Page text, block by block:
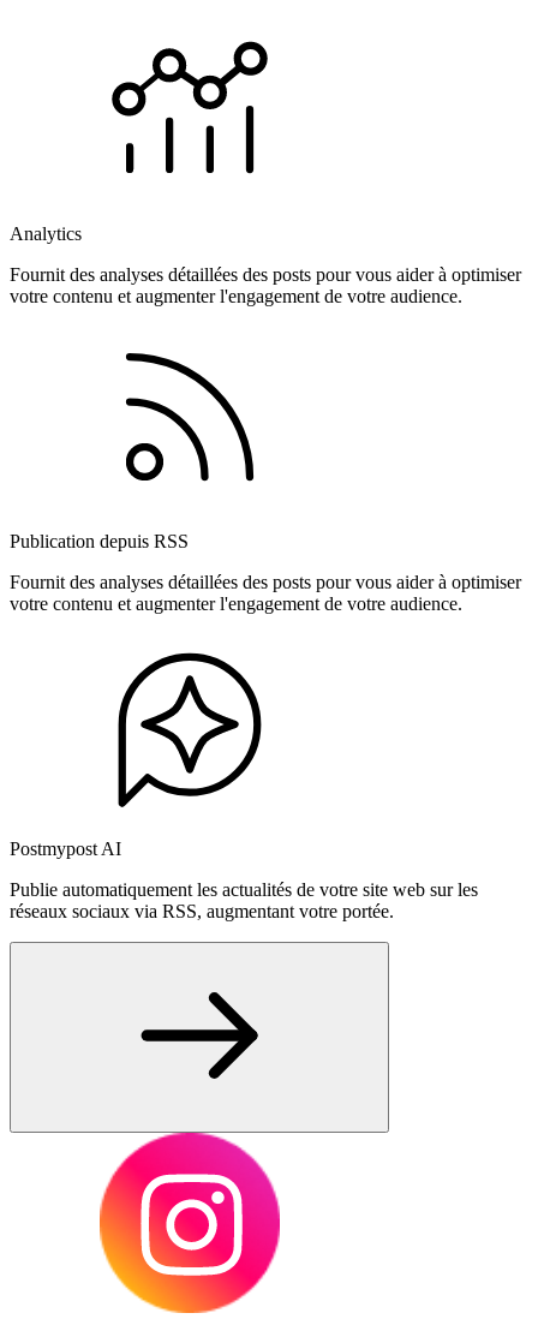
Analytics
Fournit des analyses détaillées des posts pour vous aider à optimiser
votre contenu et augmenter l'engagement de votre audience.
Publication depuis RSS
Fournit des analyses détaillées des posts pour vous aider à optimiser
votre contenu et augmenter l'engagement de votre audience.
Postmypost AI
Publie automatiquement les actualités de votre site web sur les
réseaux sociaux via RSS, augmentant votre portée.